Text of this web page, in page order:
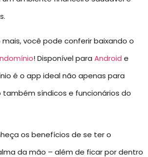
você pode conferir baixando o
! Disponível para Android e
é o app ideal não apenas para
síndicos e funcionários do
os benefícios de se ter o
da mão – além de ficar por dentro